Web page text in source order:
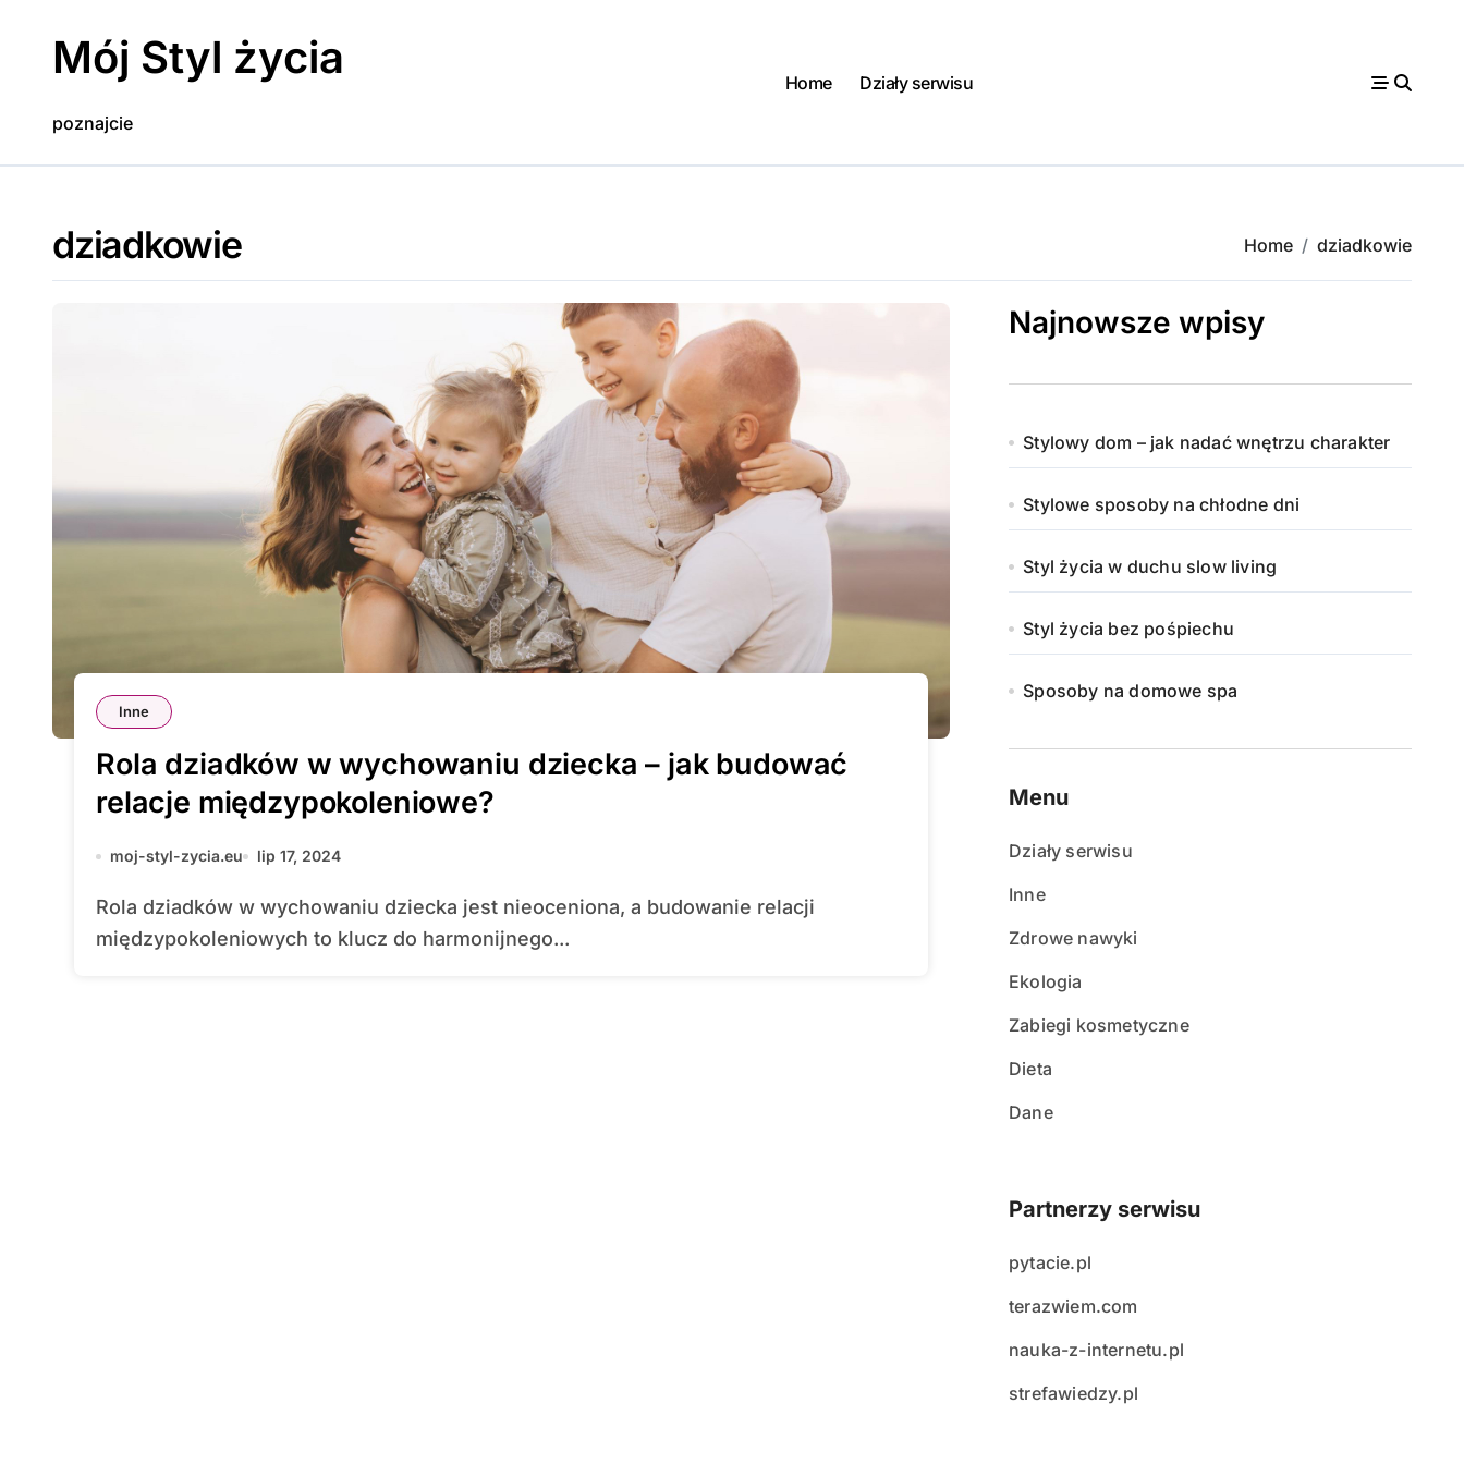
Mój Styl życia
poznajcie
Home Działy serwisu
dziadkowie Home dziadkowie
Inne
Rola dziadków w wychowaniu dziecka – jak budować
relacje międzypokoleniowe?
moj-styl-zycia.eu lip 17, 2024
Rola dziadków w wychowaniu dziecka jest nieoceniona, a budowanie relacji
międzypokoleniowych to klucz do harmonijnego...
Najnowsze wpisy
Stylowy dom – jak nadać wnętrzu charakter
Stylowe sposoby na chłodne dni
Styl życia w duchu slow living
Styl życia bez pośpiechu
Sposoby na domowe spa
Menu
Działy serwisu
Inne
Zdrowe nawyki
Ekologia
Zabiegi kosmetyczne
Dieta
Dane
Partnerzy serwisu
pytacie.pl
terazwiem.com
nauka-z-internetu.pl
strefawiedzy.pl